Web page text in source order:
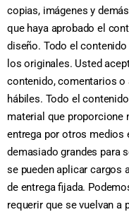
copias, imágenes y
que haya aprobado el
diseño. Todo el
los originales. Usted
contenido, comentarios o
hábiles. Todo el
material que proporcione
entrega por otros
demasiado grandes para
se pueden aplicar cargos
de entrega fijada.
requerir que se vuelvan a